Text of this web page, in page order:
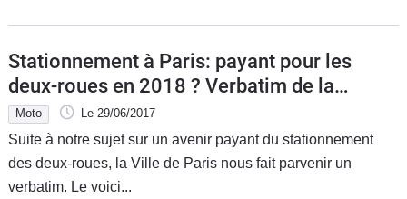
Stationnement à Paris: payant pour les
deux-roues en 2018 ? Verbatim de la
Ville de Paris
Moto Le 29/06/2017
Suite à notre sujet sur un avenir payant du stationnement
des deux-roues, la Ville de Paris nous fait parvenir un
verbatim. Le voici...